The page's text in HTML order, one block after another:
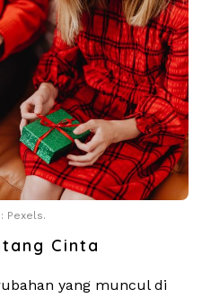
Pexels.
Cinta
yang muncul di